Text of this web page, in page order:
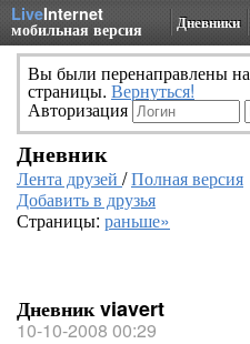
LiveInternet
мобильная версия Дневники
Вы были перенаправлены
страницы. Вернуться!
Авторизация
Дневник
Лента друзей /Полная версия
Добавить в друзья
Страницы: раньше»
Дневник viavert
10-10-2008 00:29